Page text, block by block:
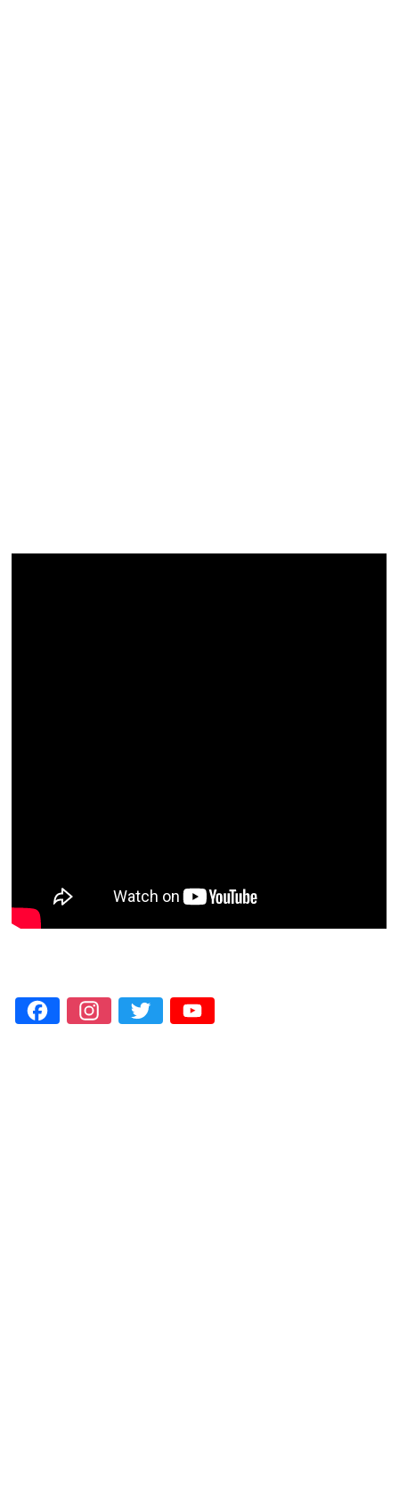
Facebook
Instagram
Twitter